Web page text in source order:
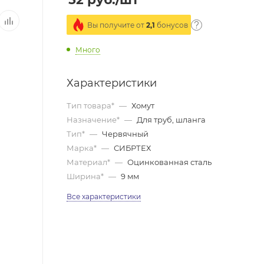
Вы получите от 2,1 бонусов
Много
Характеристики
Тип товара* — Хомут
Назначение* — Для труб, шланга
Тип* — Червячный
Марка* — СИБРТЕХ
Материал* — Оцинкованная сталь
Ширина* — 9 мм
Все характеристики